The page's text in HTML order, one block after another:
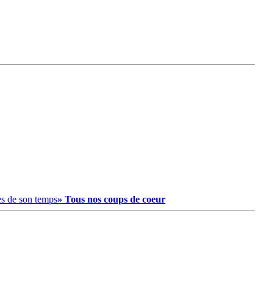
de son temps» Tous nos coups de coeur